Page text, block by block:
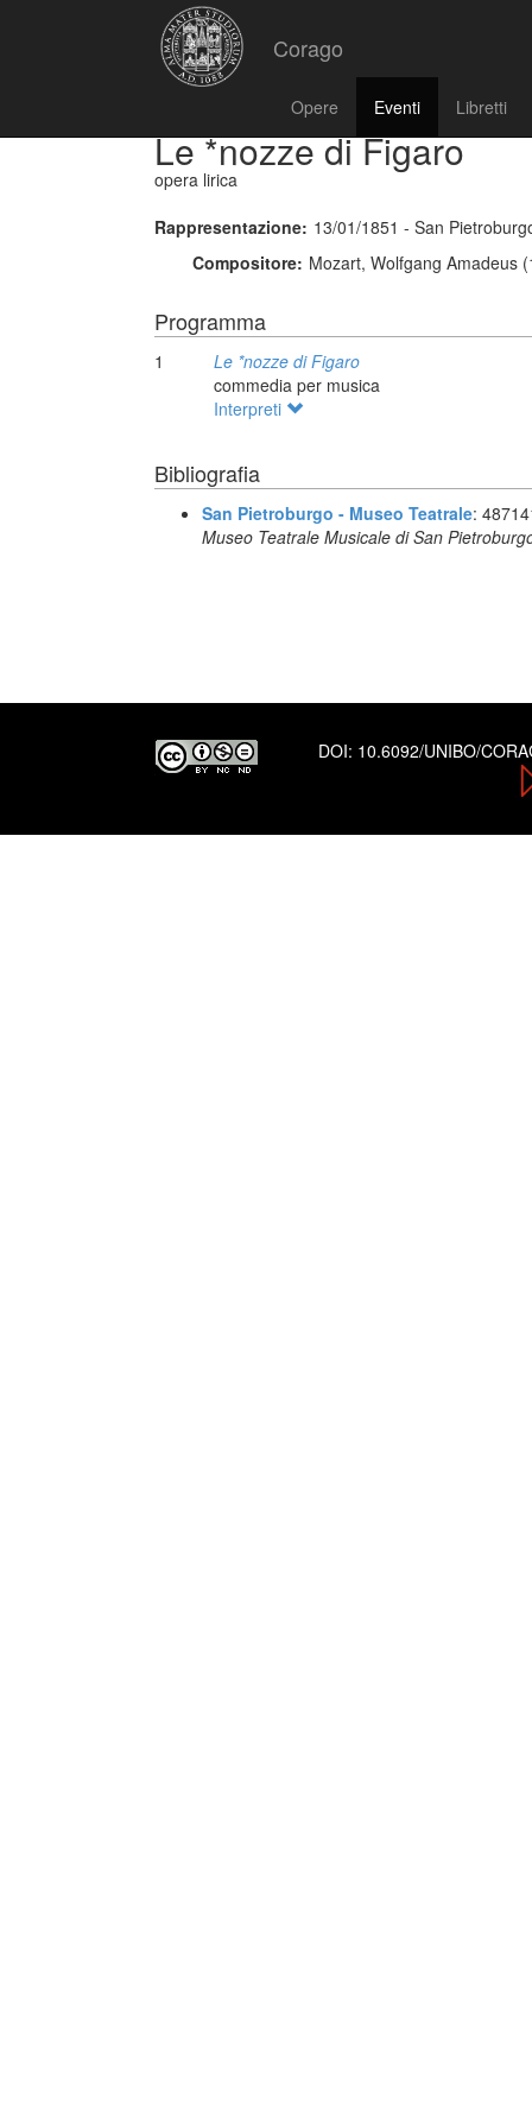
Corago
Opere Eventi Libretti
Le *nozze di Figaro
opera lirica
Rappresentazione: 13/01/1851 - San
Compositore: Mozart, Wolfgang Amadeus
Programma
1
Le *nozze di Figaro
commedia per musica
Interpreti
Bibliografia
San Pietroburgo - Museo Teatrale:
Museo Teatrale Musicale di San
DOI: 10.6092/UNIBO/